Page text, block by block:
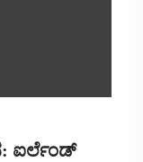
ಐರ್ಲೆಂಡ್